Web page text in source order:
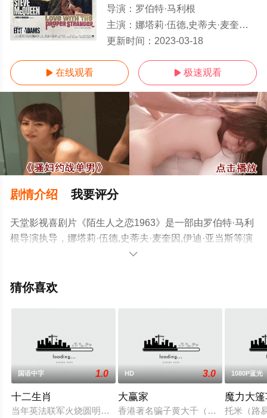
HD
导演： 罗伯特·马利根
主演： 娜塔莉·伍德,史蒂夫·麦奎因,伊迪·亚当斯
更新时间： 2023-03-18
 在线观看  极速观看
剧情介绍 我要评分
天堂影视喜剧片《陌生人之恋1963》是一部由罗伯特·马利
根导演执导，娜塔莉·伍德,史蒂夫·麦奎因,伊迪·亚当斯等演
员精彩演绎的美国电影，手机免费观看高清无删减完整版
影、电视猫或剧情网等平台了解。

猜你喜欢
国语中字 1.0
十二生肖
当年英法联军火烧圆明园，致使大批珍贵文物流落海外，其中
HD 3.0
大赢家
香港著名骗子黄大千（许冠杰 饰）
1080P蓝光
魔力大
托米（路